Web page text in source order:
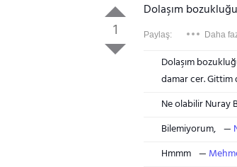
1
Dolaşım
Paylaş: Daha
Dolaşım
damar cer. Gittim
Ne olabilir Nuray
Bilemiyorum,
Hmmm